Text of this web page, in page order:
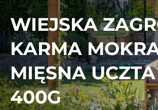
WIEJSKA
KARMA
MIĘSNA
400G